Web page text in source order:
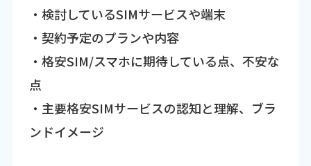
・検討しているSIMサービスや端末
・契約予定のプランや内容
・格安SIM/スマホに期待している点、不安な
点
・主要格安SIMサービスの認知と理解、ブラ
ンドイメージ